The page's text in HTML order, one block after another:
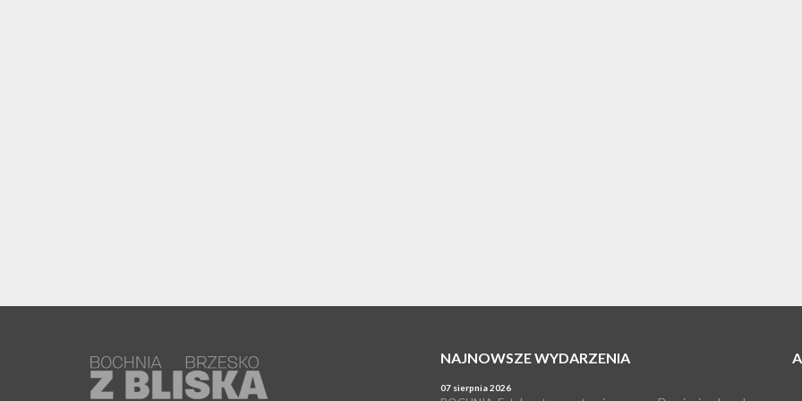
NAJNOWSZE WYDARZENIA
07 sierpnia 2026